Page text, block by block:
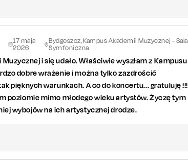
17 maja
2026
Bydgoszcz, Kampus Akademii Muzycznej - Sala
Symfoniczna
i się udało. Właściwie wyszłam z Kampusu
dobre wrażenie i można tylko zazdrościć
pięknych warunkach. A co do koncertu... gratuluję !!!
poziomie mimo młodego wieku artystów. Życzę tym
wybojów na ich artystycznej drodze.